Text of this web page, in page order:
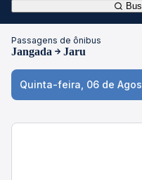
Passagens de ônibus
Jangada Jaru
Quinta-feira, 06 de